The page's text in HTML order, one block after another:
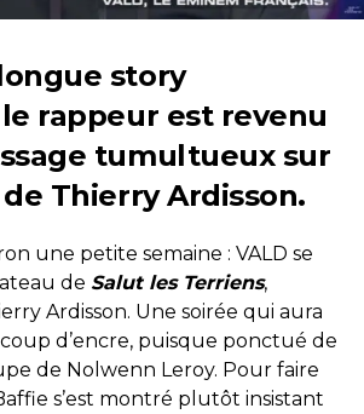
story
rappeur est revenu
tumultueux sur
Thierry Ardisson.
une petite semaine : VALD se
de Salut les Terriens,
Ardisson. Une soirée qui aura
d’encre, puisque ponctué de
de Nolwenn Leroy. Pour faire
s’est montré plutôt insistant